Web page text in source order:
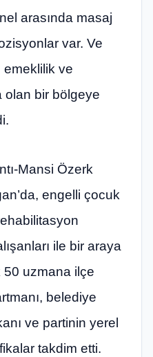
arasında masaj
var. Ve
emeklilik ve
olan bir bölgeye
Mansi Özerk
engelli çocuk
ile bir araya
50 uzmana ilçe
belediye
ve partinin yerel
takdim etti.